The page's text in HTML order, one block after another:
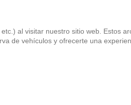
al visitar nuestro sitio web. Estos
de vehículos y ofrecerte una